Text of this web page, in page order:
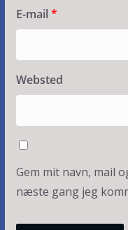
E-mail *
Websted
Gem mit navn, mail
næste gang jeg